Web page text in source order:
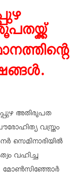
അതിരൂപത
വസ്ത്രം
സെമിനാരിയിൽ
വഹിച്ച
മോൺസിഞ്ഞോർ